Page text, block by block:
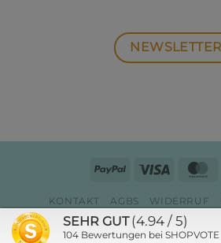
NEWSLETTER
PayPal Visa
KONTAKT AGBS WIDERRUF
ZAHLUNG & VERSAND
Copyright 2026 ©Quilt-
SEHR GUT (4.94 / 5)
104 Bewertungen bei SHOPVOTE